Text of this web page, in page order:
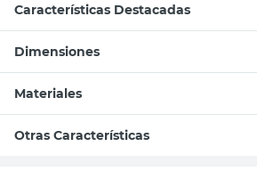
Características Destacadas
Dimensiones
Materiales
Otras Características